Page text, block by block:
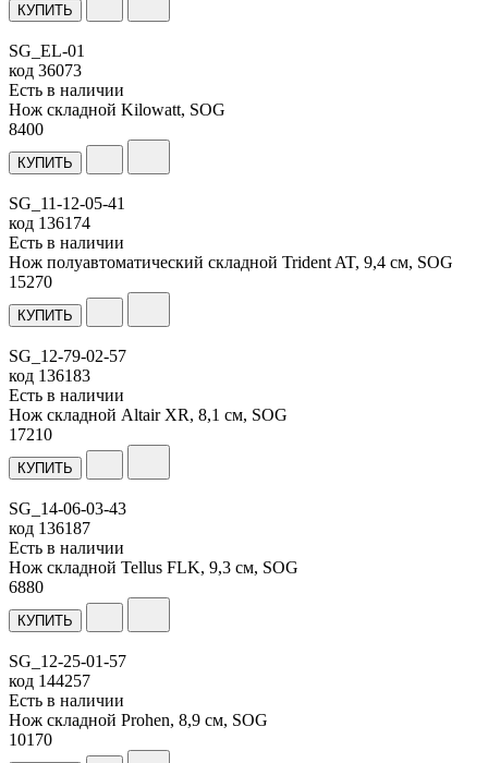
КУПИТЬ
SG_EL-01
код 36073
Есть в наличии
Нож складной Kilowatt, SOG
8400
КУПИТЬ
SG_11-12-05-41
код 136174
Есть в наличии
Нож полуавтоматический складной Trident AT, 9,4 см, SOG
15270
КУПИТЬ
SG_12-79-02-57
код 136183
Есть в наличии
Нож складной Altair XR, 8,1 см, SOG
17210
КУПИТЬ
SG_14-06-03-43
код 136187
Есть в наличии
Нож складной Tellus FLK, 9,3 см, SOG
6880
КУПИТЬ
SG_12-25-01-57
код 144257
Есть в наличии
Нож складной Prohen, 8,9 см, SOG
10170